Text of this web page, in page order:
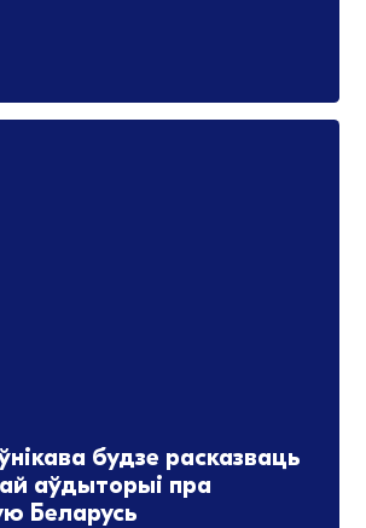
будзе расказваць
аўдыторыі пра
Беларусь